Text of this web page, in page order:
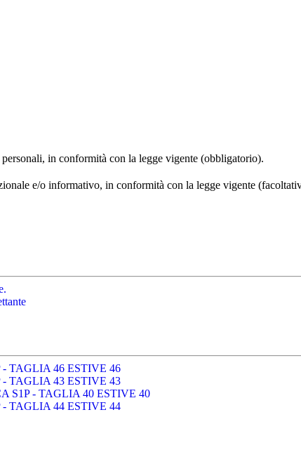
in conformità con la legge vigente (obbligatorio).
e/o informativo, in conformità con la legge vigente
TAGLIA 46 ESTIVE 46
TAGLIA 43 ESTIVE 43
S1P - TAGLIA 40 ESTIVE 40
TAGLIA 44 ESTIVE 44